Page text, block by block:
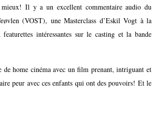
Il y a un excellent commentaire audio du
(VOST), une Masterclass d’Eskil Vogt à la
intéressantes sur le casting et la bande
de home cinéma avec un film prenant, intriguant et
peur avec ces enfants qui ont des pouvoirs! Et le